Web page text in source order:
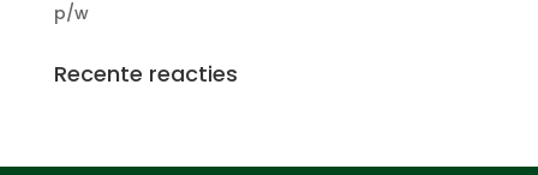
p/w
Recente reacties